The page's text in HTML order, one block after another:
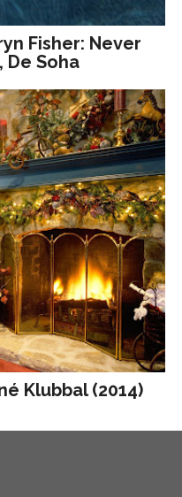
Fisher: Never
De Soha
Klubbal (2014)